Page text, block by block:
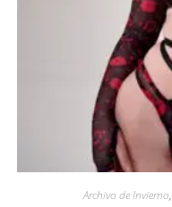
Archivo de Invierno,